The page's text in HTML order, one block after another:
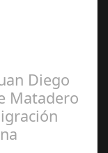
Diego
Matadero